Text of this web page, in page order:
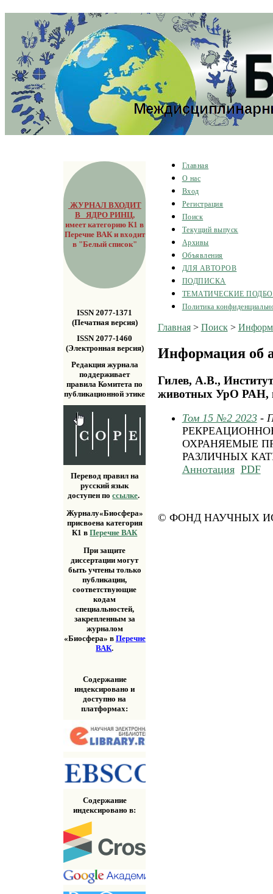
ЖУРНАЛ ВХОДИТ
В ЯДРО РИНЦ,
имеет категорию К1 в
Перечне ВАК и входит
в "Белый список"
ISSN 2077-1371
(Печатная версия)
ISSN 2077-1460
(Электронная версия)
Редакция журнала
поддерживает
правила Комитета по
публикационной этике
Перевод правил на
русский язык
доступен поссылке.
Журналу«Биосфера»
присвоена категория
К1 вПеречне ВАК
При защите
диссертации могут
быть учтены только
публикации,
соответствующие
кодам
специальностей,
закрепленным за
журналом
«Биосфера» в Перечне
ВАК.
Содержание
индексировано и
доступно на
платформах:
Содержание
индексировано в:
Главная
О нас
Вход
Регистрация
Поиск
Текущий выпуск
Архивы
Объявления
ДЛЯ АВТОРОВ
ПОДПИСКА
ТЕМАТИЧЕСКИЕ
Политика
Главная> Поиск>
Информация об
Гилев, А.В.,
животных УрО РАН,
Том 15 №2 2023-
ОХРАНЯЕМЫЕ
РАЗЛИЧНЫХ
Аннотация PDF
© ФОНД НАУЧНЫХ